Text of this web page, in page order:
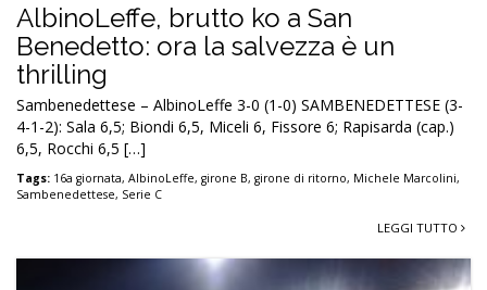
AlbinoLeffe, brutto ko a San
Benedetto: ora la salvezza è un
thrilling
Sambenedettese – AlbinoLeffe 3-0 (1-0) SAMBENEDETTESE (3-
4-1-2): Sala 6,5; Biondi 6,5, Miceli 6, Fissore 6; Rapisarda (cap.)
6,5, Rocchi 6,5 […]
Tags: 16a giornata, AlbinoLeffe, girone B, girone di ritorno, Michele Marcolini,
Sambenedettese, Serie C
LEGGI TUTTO